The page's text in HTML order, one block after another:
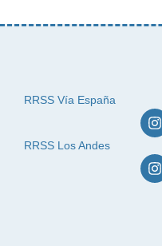
RRSS Vía España
RRSS Los Andes